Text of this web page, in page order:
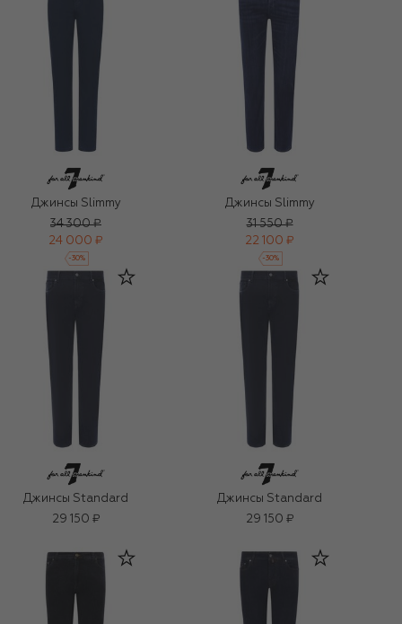
Джинсы Slimmy
34 300 ₽
24 000 ₽
-30%
Джинсы Slimmy
31 550 ₽
22 100 ₽
-30%
Джинсы Standard
29 150 ₽
Джинсы Standard
29 150 ₽